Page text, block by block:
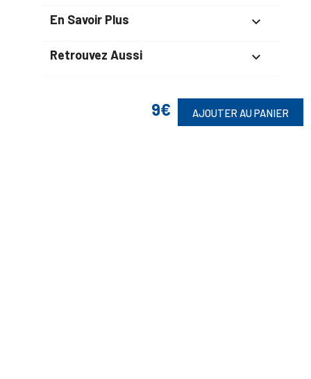
9€ AJOUTER AU PANIER
En Savoir Plus 
Retrouvez Aussi 
Suivez-Nous